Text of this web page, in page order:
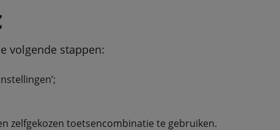
volgende stappen:
zelfgekozen toetsencombinatie te gebruiken.